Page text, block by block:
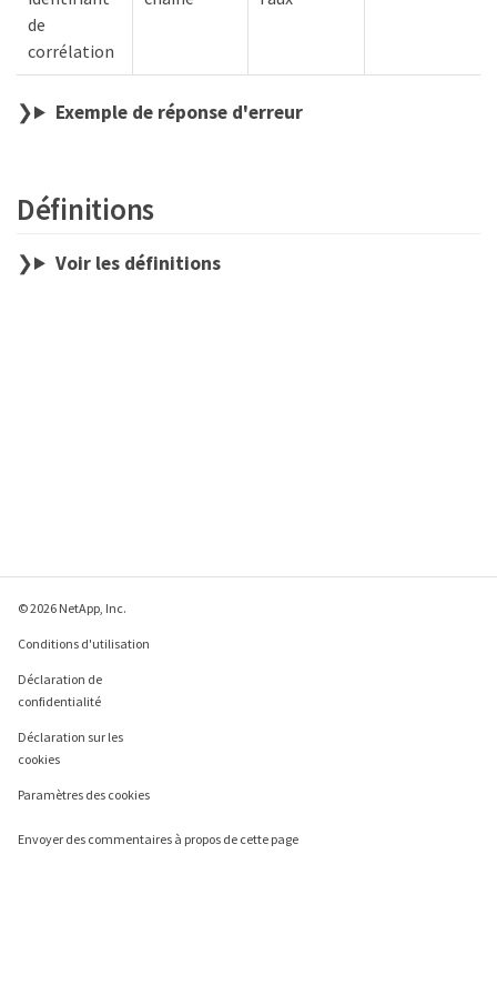
de
corrélation
Exemple de réponse d'erreur
Définitions
Voir les définitions
© 2026 NetApp, Inc.
Conditions d'utilisation
Déclaration de
confidentialité
Déclaration sur les
cookies
Paramètres des cookies
Envoyer des commentaires à propos de cette page